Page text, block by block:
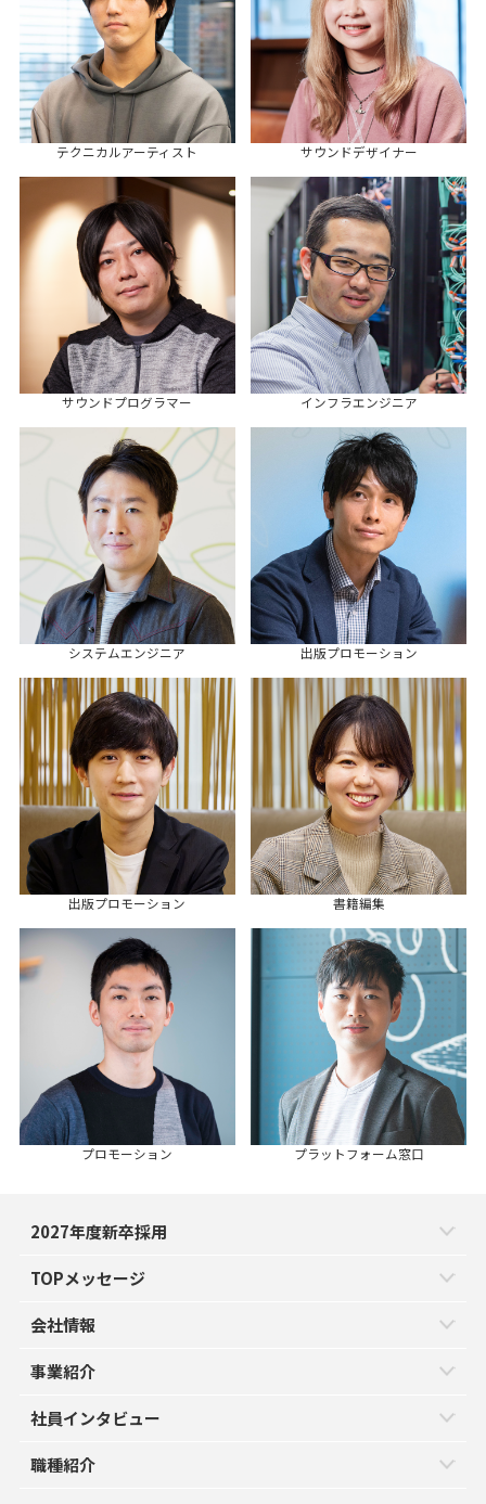
テクニカルアーティスト サウンドデザイナー
サウンドプログラマー インフラエンジニア
システムエンジニア 出版プロモーション
出版プロモーション 書籍編集
プロモーション プラットフォーム窓口
2027年度新卒採用
TOPメッセージ
会社情報
事業紹介
社員インタビュー
職種紹介